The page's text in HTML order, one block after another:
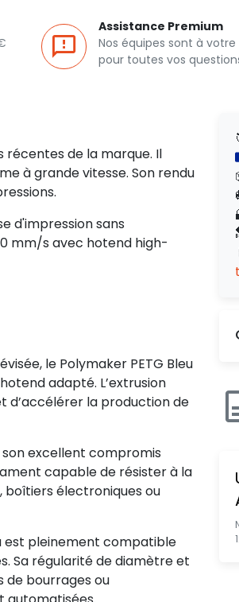
Assistance Premium
Nos équipes sont à
pour toutes vos
récentes de la marque. Il
à grande vitesse. Son rendu
d'impression sans
mm/s avec hotend high-
le Polymaker PETG Bleu
adapté. L’extrusion
d’accélérer la production de
son excellent compromis
capable de résister à la
boîtiers électroniques ou
est pleinement compatible
Sa régularité de diamètre et
de bourrages ou